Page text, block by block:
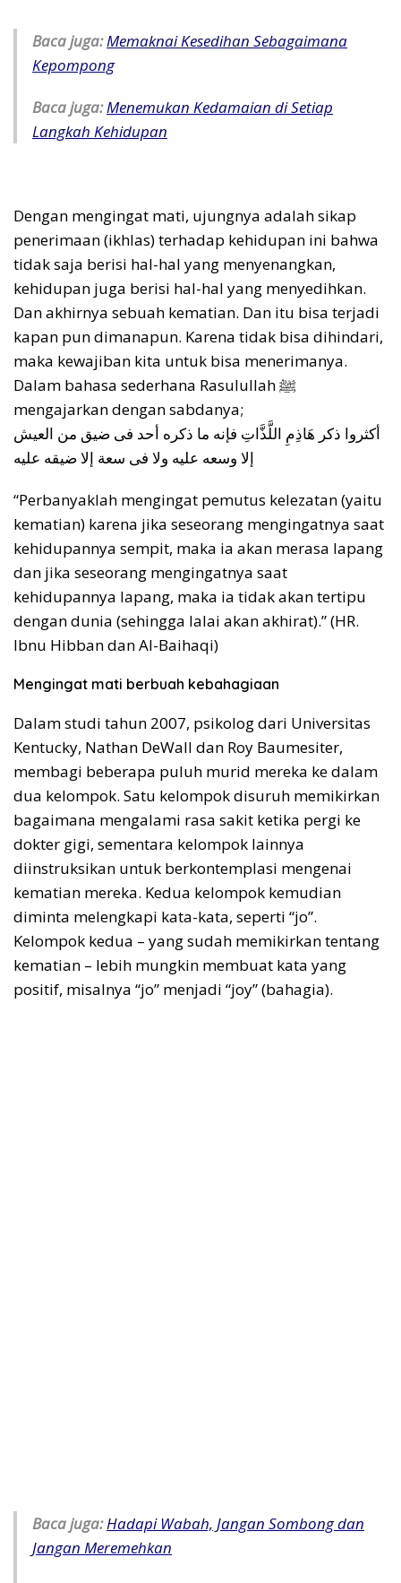
Baca juga: Memaknai Kesedihan Sebagaimana
Kepompong
Baca juga: Menemukan Kedamaian di Setiap
Langkah Kehidupan
Dengan mengingat mati, ujungnya adalah sikap
penerimaan (ikhlas) terhadap kehidupan ini bahwa
tidak saja berisi hal-hal yang menyenangkan,
kehidupan juga berisi hal-hal yang menyedihkan.
Dan akhirnya sebuah kematian. Dan itu bisa terjadi
kapan pun dimanapun. Karena tidak bisa dihindari,
maka kewajiban kita untuk bisa menerimanya.
Dalam bahasa sederhana Rasulullah ﷺ
mengajarkan dengan sabdanya;
أكثروا ذكر هَاذِمِ اللَّذَّاتِ فإنه ما ذكره أحد فى ضيق من العيش
إلا وسعه عليه ولا فى سعة إلا ضيقه عليه
“Perbanyaklah mengingat pemutus kelezatan (yaitu
kematian) karena jika seseorang mengingatnya saat
kehidupannya sempit, maka ia akan merasa lapang
dan jika seseorang mengingatnya saat
kehidupannya lapang, maka ia tidak akan tertipu
dengan dunia (sehingga lalai akan akhirat).” (HR.
Ibnu Hibban dan Al-Baihaqi)
Mengingat mati berbuah kebahagiaan
Dalam studi tahun 2007, psikolog dari Universitas
Kentucky, Nathan DeWall dan Roy Baumesiter,
membagi beberapa puluh murid mereka ke dalam
dua kelompok. Satu kelompok disuruh memikirkan
bagaimana mengalami rasa sakit ketika pergi ke
dokter gigi, sementara kelompok lainnya
diinstruksikan untuk berkontemplasi mengenai
kematian mereka. Kedua kelompok kemudian
diminta melengkapi kata-kata, seperti “jo”.
Kelompok kedua – yang sudah memikirkan tentang
kematian – lebih mungkin membuat kata yang
positif, misalnya “jo” menjadi “joy” (bahagia).
Baca juga: Hadapi Wabah, Jangan Sombong dan
Jangan Meremehkan